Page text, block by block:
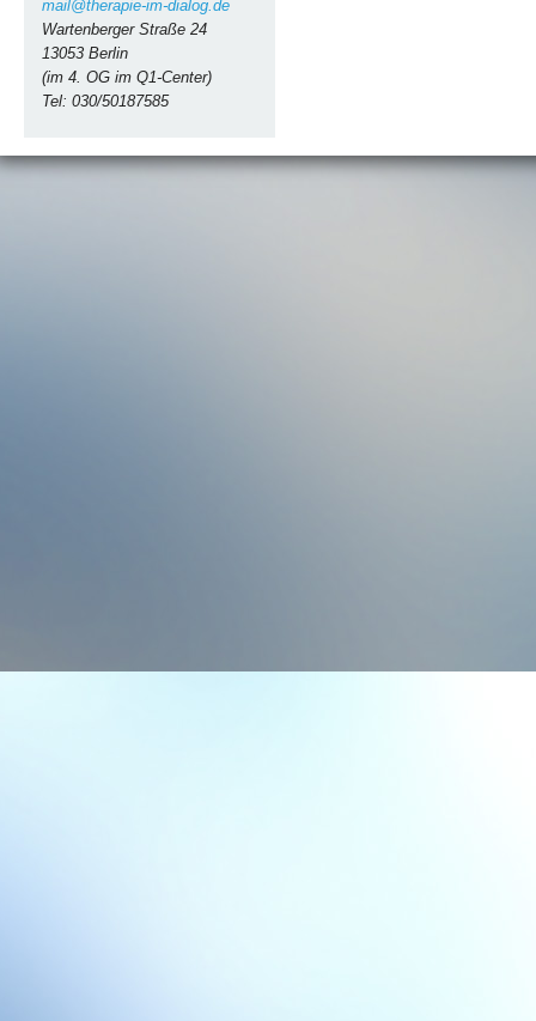
mail@therapie-im-dialog.de
Wartenberger Straße 24
13053 Berlin
(im 4. OG im Q1-Center)
Tel: 030/50187585